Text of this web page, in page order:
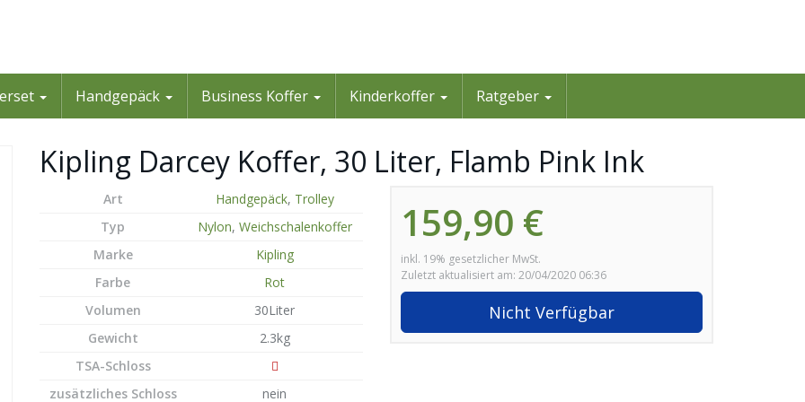
Handgepäck Business Koffer Kinderkoffer Ratgeber
Kipling Darcey Koffer, 30 Liter, Flamb Pink Ink
159,90 €
inkl. 19% gesetzlicher MwSt.
Zuletzt aktualisiert am: 20/04/2020 06:36
Nicht Verfügbar
Art Handgepäck, Trolley
Typ
Nylon, Weichschalenkoffer
Marke
Kipling
Farbe
Rot
Volumen
30Liter
Gewicht
2.3kg
TSA-Schloss
zusätzliches Schloss
nein